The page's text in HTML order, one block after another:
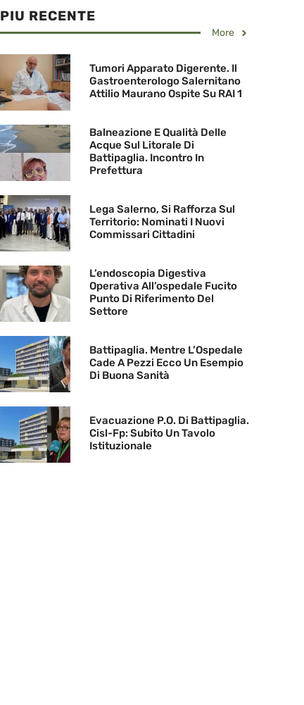
PIU RECENTE
More
Tumori Apparato Digerente. Il
Gastroenterologo Salernitano
Attilio Maurano Ospite Su RAI 1
Balneazione E Qualità Delle
Acque Sul Litorale Di
Battipaglia. Incontro In
Prefettura
Lega Salerno, Si Rafforza Sul
Territorio: Nominati I Nuovi
Commissari Cittadini
L’endoscopia Digestiva
Operativa All’ospedale Fucito
Punto Di Riferimento Del
Settore
Battipaglia. Mentre L’Ospedale
Cade A Pezzi Ecco Un Esempio
Di Buona Sanità
Evacuazione P.O. Di Battipaglia.
Cisl-Fp: Subito Un Tavolo
Istituzionale